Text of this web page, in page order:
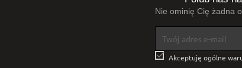
Nie ominię Cię żadna
 Akceptuję ogólne